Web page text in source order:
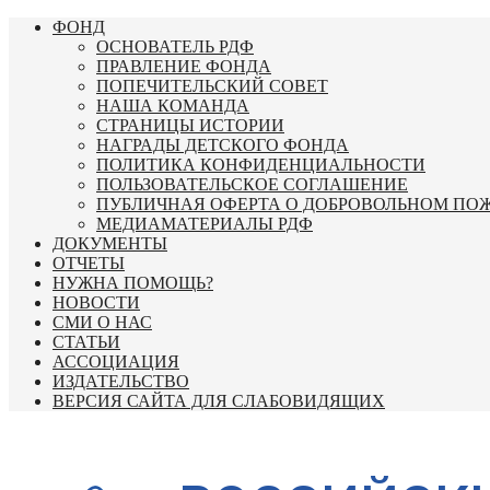
Перейти
содержимому
ФОНД
ОСНОВАТЕЛЬ РДФ
ПРАВЛЕНИЕ ФОНДА
ПОПЕЧИТЕЛЬСКИЙ СОВЕТ
НАША КОМАНДА
СТРАНИЦЫ ИСТОРИИ
НАГРАДЫ ДЕТСКОГО ФОНДА
ПОЛИТИКА КОНФИДЕНЦИАЛЬНОСТИ
ПОЛЬЗОВАТЕЛЬСКОЕ СОГЛАШЕНИЕ
ПУБЛИЧНАЯ ОФЕРТА О ДОБРОВОЛЬНОМ
МЕДИАМАТЕРИАЛЫ РДФ
ДОКУМЕНТЫ
ОТЧЕТЫ
НУЖНА ПОМОЩЬ?
НОВОСТИ
СМИ О НАС
СТАТЬИ
АССОЦИАЦИЯ
ИЗДАТЕЛЬСТВО
ВЕРСИЯ САЙТА ДЛЯ СЛАБОВИДЯЩИХ